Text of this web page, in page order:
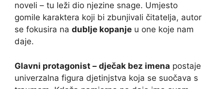
noveli – tu leži dio njezine snage. Umjesto
gomile karaktera koji bi zbunjivali čitatelja, autor
se fokusira na dublje kopanje u one koje nam
daje.
Glavni protagonist – dječak bez imena postaje
univerzalna figura djetinjstva koja se suočava s